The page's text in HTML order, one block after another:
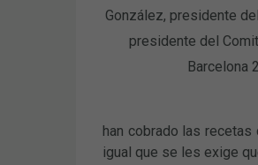
González, presidente
presidente del
Barcelona
han cobrado las
igual que se les exige